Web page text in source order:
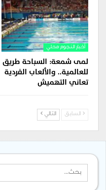
أخبار النجوم محلي
لمى شمعة: السباحة طريق
للعالمية.. والألعاب الفردية
تعاني التهميش
السابق التالي